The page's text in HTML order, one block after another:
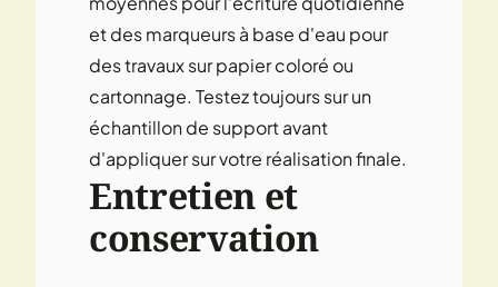
et des marqueurs à base d'eau pour
des travaux sur papier coloré ou
cartonnage. Testez toujours sur un
échantillon de support avant
d'appliquer sur votre réalisation finale.
Entretien et
conservation